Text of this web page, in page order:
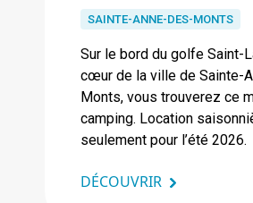
SAINTE-ANNE-DES-MONTS
Sur le bord du golfe Saint-
cœur de la ville de Sainte-
Monts, vous trouverez ce
camping. Location
seulement pour l’été 2026.
DÉCOUVRIR